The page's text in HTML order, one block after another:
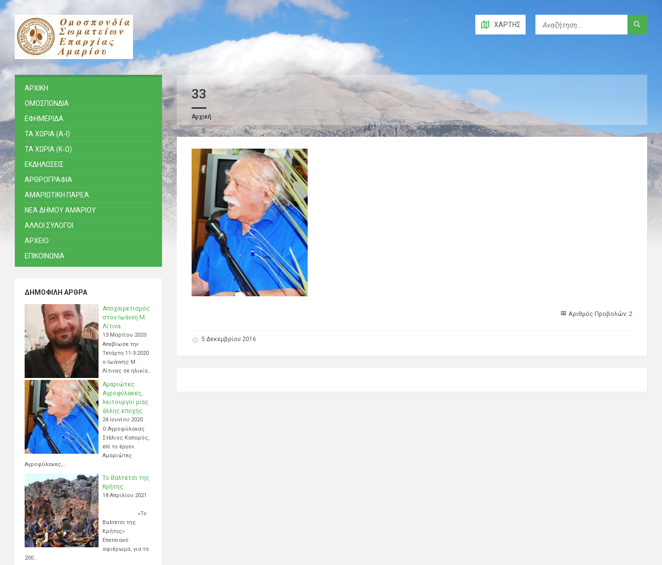
ΧΆΡΤΗΣ
33
Αρχική
Αριθμός Προβολών: 2
5 Δεκεμβρίου 2016
ΑΡΧΙΚΗ
ΟΜΟΣΠΟΝΔΙΑ
ΕΦΗΜΕΡΙΔΑ
ΤΑ ΧΩΡΙΑ (Α-Ι)
ΤΑ ΧΩΡΙΑ (Κ-Ω)
ΕΚΔΗΛΩΣΕΙΣ
ΑΡΘΡΟΓΡΑΦΙΑ
ΑΜΑΡΙΩΤΙΚΗ ΠΑΡΕΑ
ΝΕΑ ΔΗΜΟΥ ΑΜΑΡΙΟΥ
ΑΛΛΟΙ ΣΥΛΟΓΟΙ
ΑΡΧΕΙΟ
ΕΠΙΚΟΙΝΩΝΙΑ
ΔΗΜΟΦΙΛΉ ΆΡΘΡΑ
Αποχαιρετισμός
στον Ιωάννη Μ.
Λίτινα
13 Μαρτίου 2020
Απεβίωσε την
Τετάρτη 11-3-2020
ο Ιωάννης Μ.
Λίτινας σε ηλικία…
Αμαριώτες
Αγροφύλακες,
λειτουργοί μιας
άλλης εποχής
24 Ιουνίου 2020
Ο Αγροφύλακας
Στέλιος Καπαρός,
επί το έργον.
Αμαριώτες
Αγροφύλακες,…
Το Βαλτέτσι της
Κρήτης.
18 Απριλίου 2021
«Το
Βαλτέτσι της
Κρήτης»
Επετειακό
αφιέρωμα, για τα
200…